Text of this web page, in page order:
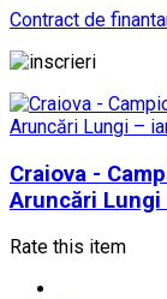
Contract de
Craiova -
Aruncări Lungi
Rate this item